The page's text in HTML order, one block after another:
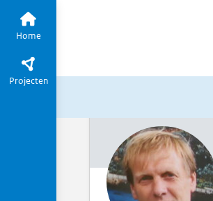
Home
Projecten